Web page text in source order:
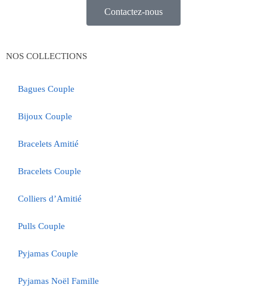
Contactez-nous
NOS COLLECTIONS
Bagues Couple
Bijoux Couple
Bracelets Amitié
Bracelets Couple
Colliers d’Amitié
Pulls Couple
Pyjamas Couple
Pyjamas Noël Famille